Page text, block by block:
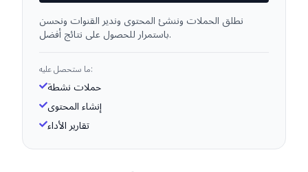
نطلق الحملات وننشئ المحتوى وندير القنوات ونحسن
باستمرار للحصول على نتائج أفضل.
ما ستحصل عليه:
حملات نشطة
إنشاء المحتوى
تقارير الأداء